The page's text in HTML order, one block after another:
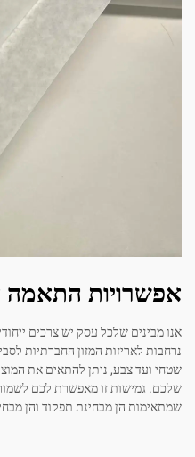
אפשרויות התאמה
אנו מבינים שלכל עסק יש צרכים
נרחבות לאריזות המזון החברתיות
שטחי ועד צבע, ניתן להתאים את
שלכם. גמישות זו מאפשרת לכם
שמתאימות הן מבחינת תפקוד והן